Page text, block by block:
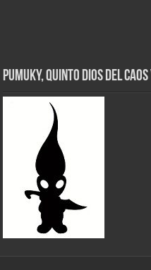
Pumuky, Quinto Dios del